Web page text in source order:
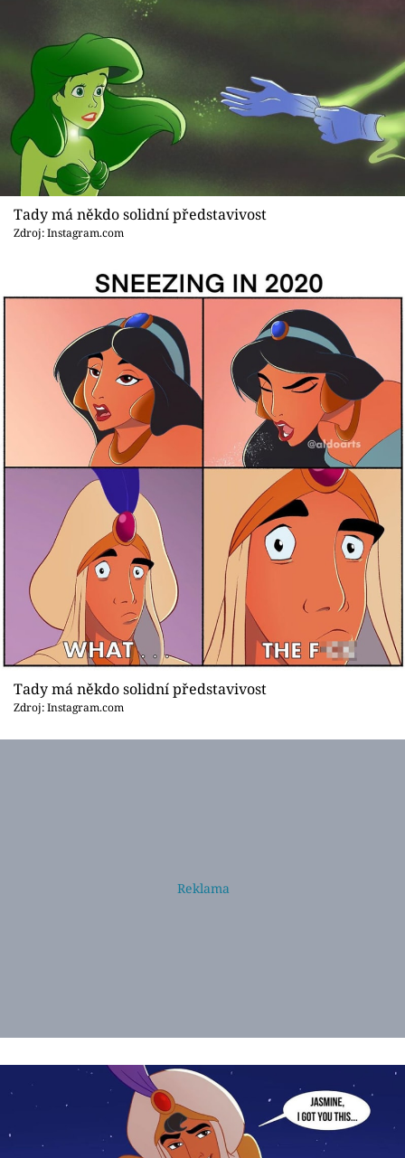
Tady má někdo solidní představivost
Zdroj: Instagram.com
Tady má někdo solidní představivost
Zdroj: Instagram.com